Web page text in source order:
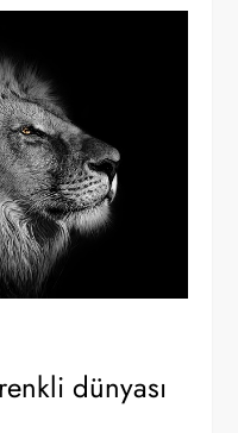
dünyası